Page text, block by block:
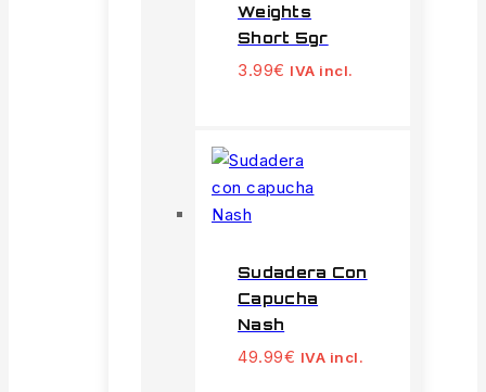
Weights
Short 5gr
3.99€ IVA incl.
Sudadera Con
Capucha
Nash
49.99€ IVA incl.